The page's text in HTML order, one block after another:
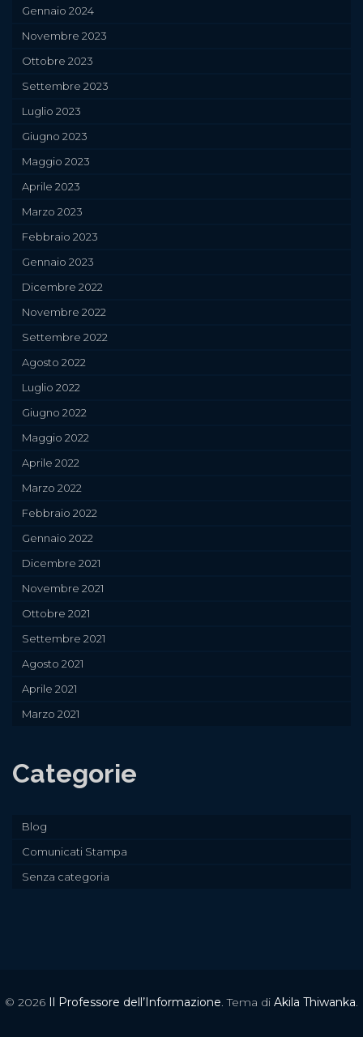
Gennaio 2024
Novembre 2023
Ottobre 2023
Settembre 2023
Luglio 2023
Giugno 2023
Maggio 2023
Aprile 2023
Marzo 2023
Febbraio 2023
Gennaio 2023
Dicembre 2022
Novembre 2022
Settembre 2022
Agosto 2022
Luglio 2022
Giugno 2022
Maggio 2022
Aprile 2022
Marzo 2022
Febbraio 2022
Gennaio 2022
Dicembre 2021
Novembre 2021
Ottobre 2021
Settembre 2021
Agosto 2021
Aprile 2021
Marzo 2021
Categorie
Blog
Comunicati Stampa
Senza categoria
© 2026 Il Professore dell’Informazione. Tema di Akila Thiwanka.